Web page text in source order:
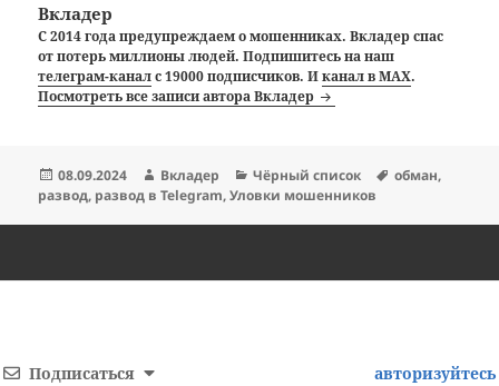
Вкладер
С 2014 года предупреждаем о мошенниках. Вкладер спас
от потерь миллионы людей. Подпишитесь на наш
телеграм-каналс 19000 подписчиков. Иканал в MAX.
Посмотреть все записи автора Вкладер
Опубликовано
08.09.2024 Автор
Вкладер Рубрики
Чёрный список Метки
обман,
развод, развод в Telegram,Уловки мошенников
Подписаться авторизуйтесь